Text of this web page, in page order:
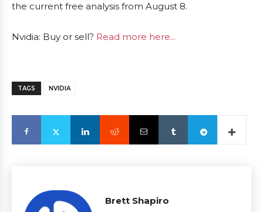
the current free analysis from August 8.
Nvidia: Buy or sell? Read more here...
TAGS NVIDIA
Brett Shapiro